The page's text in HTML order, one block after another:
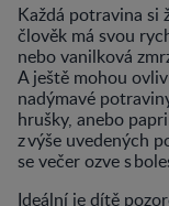
Každá potravina si
člověk má svou
nebo vanilková
A ještě mohou
nadýmavé
hrušky, anebo
z výše uvedených
se večer ozve s
Ideální je dítě